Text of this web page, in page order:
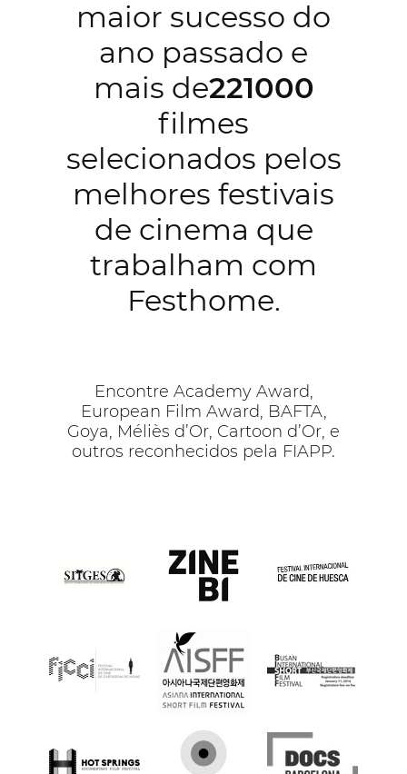
maior sucesso do
ano passado e
mais de221000
filmes
selecionados pelos
melhores festivais
de cinema que
trabalham com
Festhome.
Encontre Academy Award,
European Film Award, BAFTA,
Goya, Méliès d’Or, Cartoon d’Or, e
outros reconhecidos pela FIAPP.